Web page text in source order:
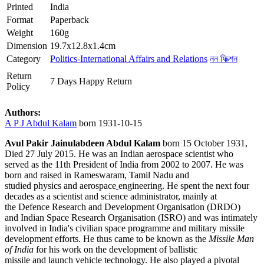
Printed
India
Format
Paperback
Weight
160g
Dimension 19.7x12.8x1.4cm
Category
Politics-International Affairs and Relations নন ফিক্শন
Return
Policy
7 Days Happy Return
Authors:
A P J Abdul Kalam born 1931-10-15
Avul Pakir Jainulabdeen Abdul Kalam born 15 October 1931,
Died 27 July 2015. He was an Indian aerospace scientist who
served as the 11th President of India from 2002 to 2007. He was
born and raised in Rameswaram, Tamil Nadu and
studied physics and aerospace engineering. He spent the next four
decades as a scientist and science administrator, mainly at
the Defence Research and Development Organisation (DRDO)
and Indian Space Research Organisation (ISRO) and was intimately
involved in India's civilian space programme and military missile
development efforts. He thus came to be known as the Missile Man
of India for his work on the development of ballistic
missile and launch vehicle technology. He also played a pivotal